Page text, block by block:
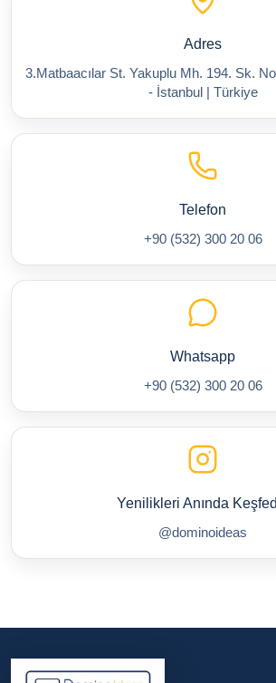
Adres
3.Matbaacılar St. Yakuplu Mh. 194. Sk.
- İstanbul | Türkiye
Telefon
+90 (532) 300 20 06
Whatsapp
+90 (532) 300 20 06
Yenilikleri Anında
@dominoideas